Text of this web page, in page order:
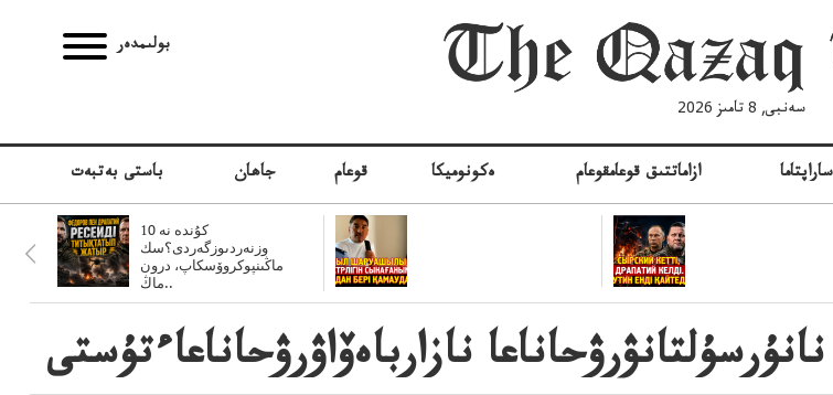
بولىمدەر
سەنبى, 8 تامىز 2026
باستى بەتبەت جاھان قوعام ەكونوميكا ازاماتتىق قوعامقوعام ساراپتاما
10 كۇندە نە
وزنەردىوزگەردى؟سك
ماڭىنپوكروۆسكاپ، درون
ماڭ..
نازارباەۆاۋرۋحاناعاءتۇستى